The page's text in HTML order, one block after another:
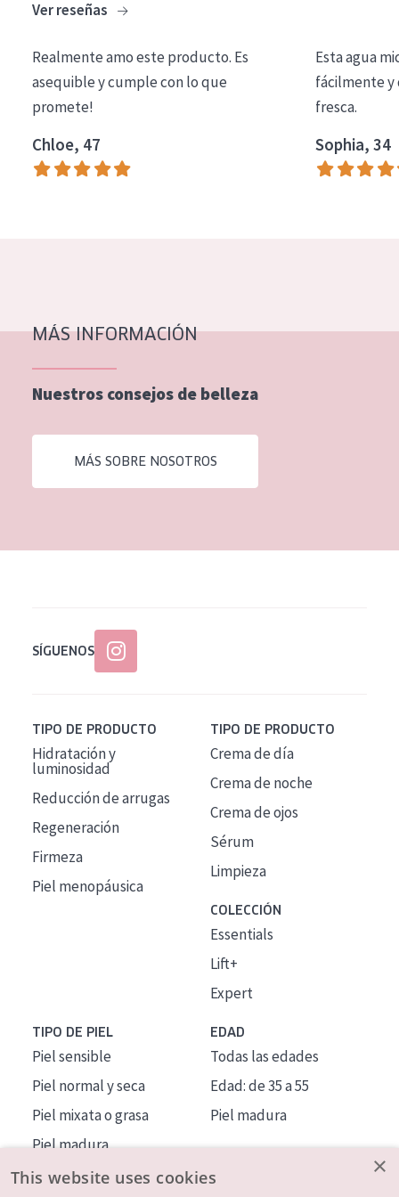
COLECCIÓN
Essentials
Lift+
Expert
TIPO DE PIEL
Piel expuesta al sol
Piel menopáusica
Todas las edades
Edad: de 35 a 55
Ver reseñas
Realmente amo este producto. Es
asequible y cumple con lo que
promete!
Chloe, 47
Esta agua
fácilmente y
fresca.
Sophia, 34
MÁS INFORMACIÓN
Nuestros consejos de belleza
MÁS SOBRE NOSOTROS
SÍGUENOS
TIPO DE PRODUCTO
Hidratación y
luminosidad
Reducción de arrugas
Regeneración
Firmeza
Piel menopáusica
TIPO DE PRODUCTO
Crema de día
Crema de noche
Crema de ojos
Sérum
Limpieza
COLECCIÓN
Essentials
Lift+
Expert
TIPO DE PIEL
Piel sensible
Piel normal y seca
Piel mixata o grasa
Piel madura
Piel expuesta al sol
EDAD
Todas las edades
Edad: de 35 a 55
Piel madura
×
This website uses cookies